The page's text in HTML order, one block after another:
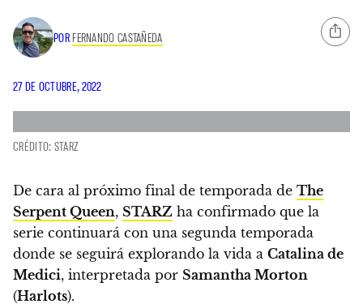
POR FERNANDO CASTAÑEDA
27 DE OCTUBRE, 2022
CRÉDITO: STARZ
De cara al próximo final de temporada de The
Serpent Queen, STARZ ha confirmado que la
serie continuará con una segunda temporada
donde se seguirá explorando la vida a Catalina de
Medici, interpretada por Samantha Morton
(Harlots).